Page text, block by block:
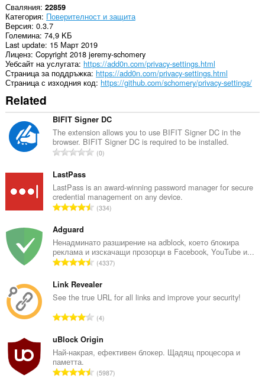
Сваляния 22859
Категория Поверителност и защита
Версия 0.3.7
Големина 74,9 KБ
Last update 15 Март 2019
Лиценз Copyright 2018 jeremy-schomery
Уебсайт на услугата https://add0n.com/privacy-settings.html
Страница за поддръжка https://add0n.com/privacy-settings.html
Страница с изходния код https://github.com/schomery/privacy-settings/
Related
BIFIT Signer DC
The extension allows you to use BIFIT Signer DC in the
browser. BIFIT Signer DC is required to be installed.
О
б
р
о
ц
е
н
к
и
0
LastPass
LastPass is an award-winning password manager for secure
credential management on any device.
О
б
р
о
о
ц
е
н
к
и
:
334
Adguard
Ненадминато разширение на adblock, което блокира
реклама и изскачащи прозорци в Facebook, YouTube и...
О
щ
б
о
о
ц
е
н
4337
Link Revealer
See the true URL for all links and improve your security!
О
щ
б
о
4
uBlock Origin
Най-накрая, ефективен блокер. Щадящ процесора и
паметта.
О5987